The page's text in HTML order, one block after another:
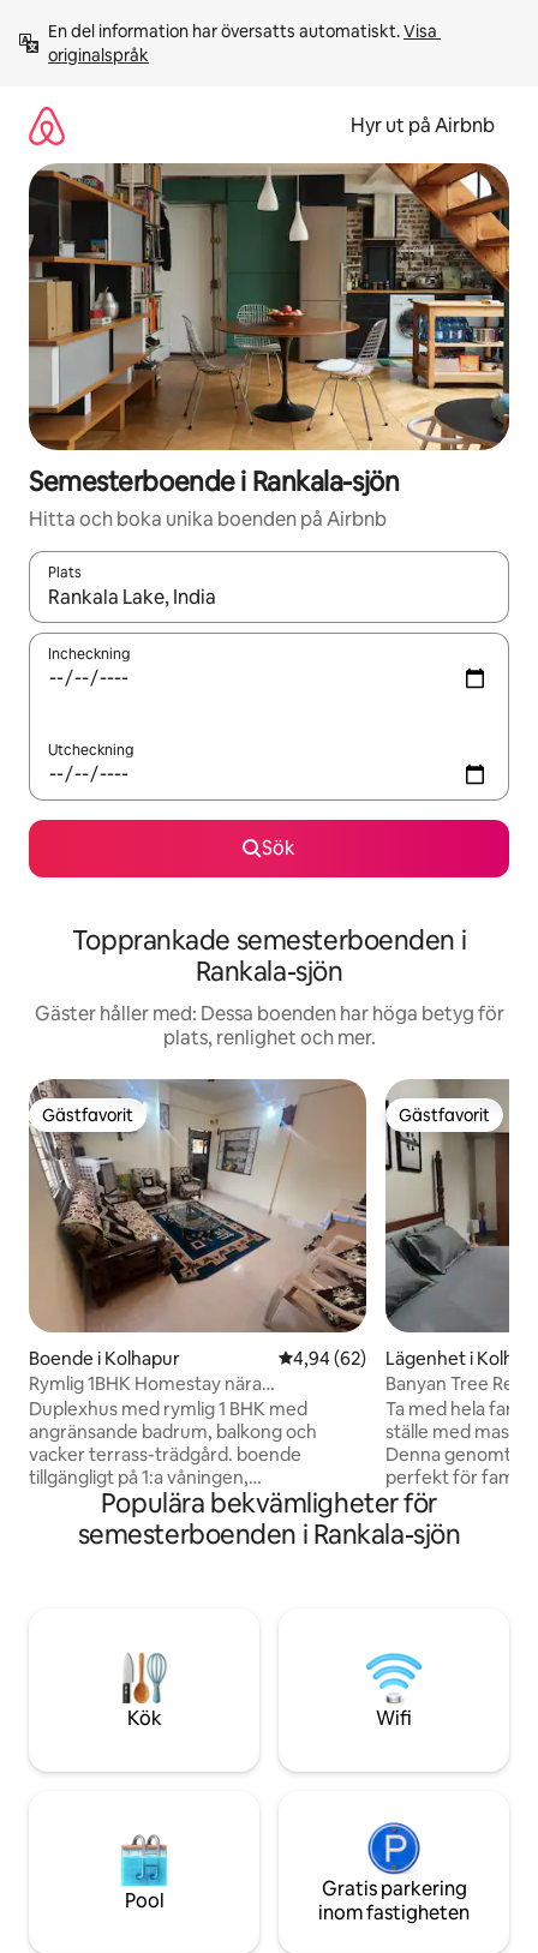
innehåll
En del information har översatts automatiskt. Visa
originalspråk
Hyr ut på Airbnb
Semesterboende i Rankala-sjön
Hitta och boka unika boenden på Airbnb
Plats
När resultaten är tillgängliga kan du navigera med upp- och
Incheckning
Utcheckning
Sök
Topprankade semesterboenden i
Rankala-sjön
Gäster håller med: Dessa boenden har höga betyg för
plats, renlighet och mer.
Gästfavorit
Gästfavorit
Boende i Kolhapur 4,94 av 5 i genomsnittligt
4,94 (62)
Rymlig 1BHK Homestay nära
Mahalakshmi tempel
Duplexhus med rymlig 1 BHK med
angränsande badrum, balkong och
vacker terrass-trädgård. boende
tillgängligt på 1:a våningen,
Varmvattenberedare, bärbar luftkylare
(luftkonditionering finns inte tillgänglig
men bärbar luftkylare räcker för att kyla
eftersom värden bor med familjen på
bottenvåningen, självincheckning när
som helst (sena tider) tillgänglig Gratis
parkering finns nära huset
Gästfavorit
Gästfavorit
Lägenhet i
Banyan Tree
Ta med hela
ställe med
Denna
perfekt för
som vill ha ett
Två solbelysta
egen balkong
Boka din vistelse
balansen mellan
den lugna själen i
Populära bekvämligheter för
semesterboenden i Rankala-sjön
Kök Wifi
Pool
Gratis parkering
inom fastigheten